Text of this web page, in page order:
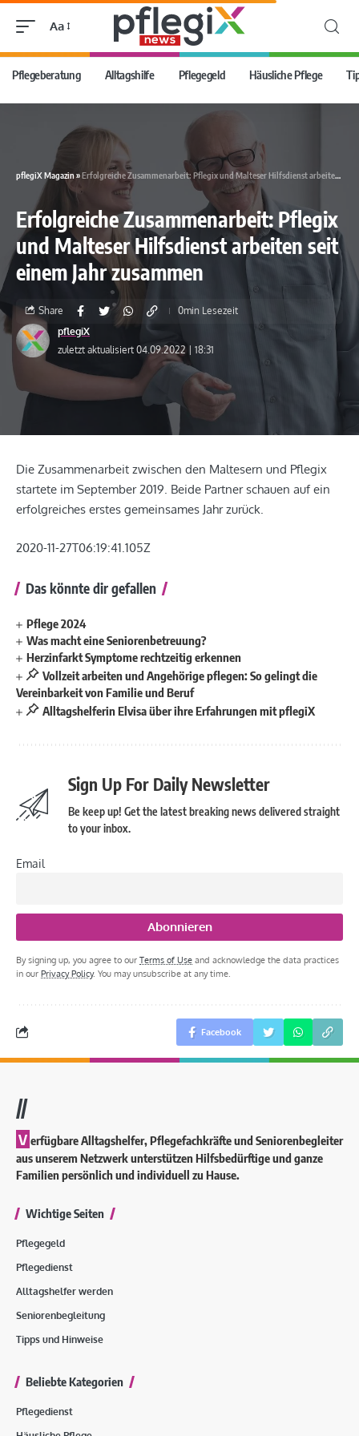
Aa
Pflegeberatung Alltagshilfe Pflegegeld Häusliche Pflege
pflegiX Magazin»Erfolgreiche Zusammenarbeit: Pflegix und Malteser Hilfsdienst arbeiten seit einem Jahr zusammen
Erfolgreiche Zusammenarbeit: Pflegix
und Malteser Hilfsdienst arbeiten seit
einem Jahr zusammen
zuletzt aktualisiert 04.09.2022 | 18:31
pflegiX
Share 0min Lesezeit
Die Zusammenarbeit zwischen den Maltesern und Pflegix
startete im September 2019. Beide Partner schauen auf ein
erfolgreiches erstes gemeinsames Jahr zurück.
2020-11-27T06:19:41.105Z
Das könnte dir gefallen
Pflege 2024
Was macht eine Seniorenbetreuung?
Herzinfarkt Symptome rechtzeitig erkennen
Vollzeit arbeiten und Angehörige pflegen: So gelingt die
Vereinbarkeit von Familie und Beruf
Alltagshelferin Elvisa über ihre Erfahrungen mit pflegiX
Sign Up For Daily Newsletter
Be keep up! Get the latest breaking news delivered straight
to your inbox.
Email
By signing up, you agree to our Terms of Use and acknowledge the data practices
in our Privacy Policy. You may unsubscribe at any time.
Facebook
//
V erfügbare Alltagshelfer, Pflegefachkräfte und Seniorenbegleiter
aus unserem Netzwerk unterstützen Hilfsbedürftige und ganze
Familien persönlich und individuell zu Hause.
Wichtige Seiten
Pflegegeld
Pflegedienst
Alltagshelfer werden
Seniorenbegleitung
Tipps und Hinweise
Beliebte Kategorien
Pflegedienst